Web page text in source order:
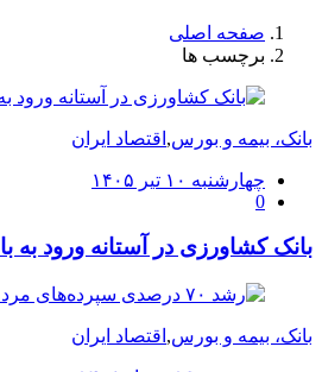
صفحه اصلی
برچسب ها
بانک، بیمه و بورس, اقتصاد ایران
ارسال
شده
چهارشنبه ۱۰ تیر ۱۴۰۵
0
بانک کشاورزی در آستانه ورود به
بانک، بیمه و بورس, اقتصاد ایران